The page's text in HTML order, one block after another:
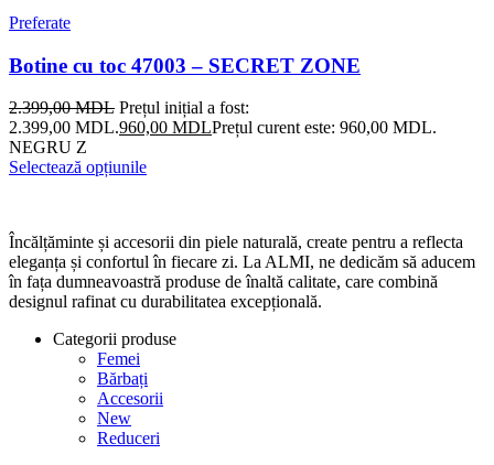
Preferate
Botine cu toc 47003 – SECRET ZONE
2.399,00MDL Prețul inițial a fost:
2.399,00 MDL.960,00 MDLPrețul curent este: 960,00 MDL.
NEGRU Z
Selectează opțiunile
Încălțăminte și accesorii din piele naturală, create pentru a reflecta
eleganța și confortul în fiecare zi. La ALMI, ne dedicăm să aducem
în fața dumneavoastră produse de înaltă calitate, care combină
designul rafinat cu durabilitatea excepțională.
Categorii produse
Femei
Bărbați
Accesorii
New
Reduceri